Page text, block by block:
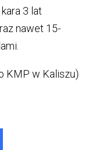
3 lat
nawet 15-
KMP w Kaliszu)